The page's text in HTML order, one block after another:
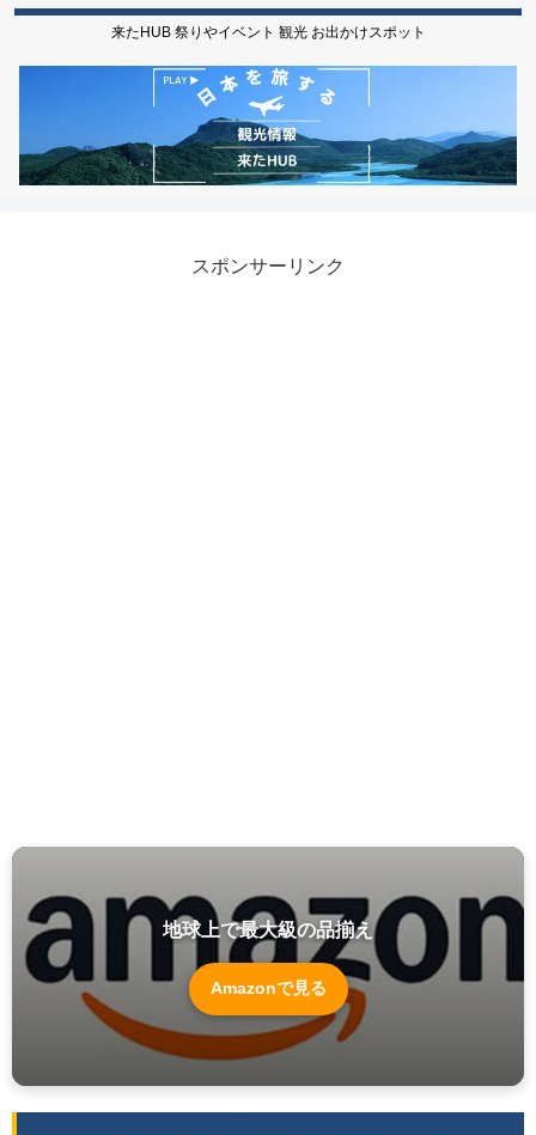
来たHUB 祭りやイベント 観光 お出かけスポット
スポンサーリンク
地球上で最大級の品揃え
Amazonで見る